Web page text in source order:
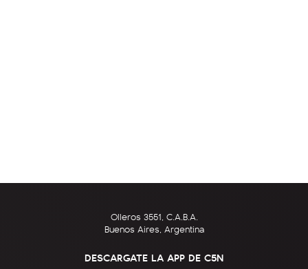
Olleros 3551, C.A.B.A.
Buenos Aires, Argentina
DESCARGATE LA APP DE C5N